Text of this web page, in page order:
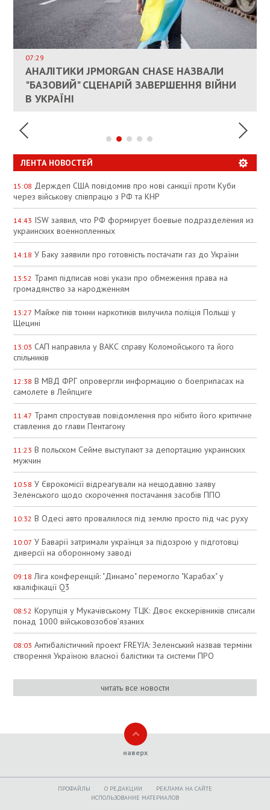
КАНДИДАТ В ПРЕМЬЕРЫ ПОЛЬШИ ПРИЗВАЛ
ЕС ПРЕКРАТИТЬ ВОЕННУЮ ПОМОЩЬ
УКРАИНЕ
07:29
АНАЛІТИКИ JPMORGAN CHASE НАЗВАЛИ
"БАЗОВИЙ" СЦЕНАРІЙ ЗАВЕРШЕННЯ ВІЙНИ
В УКРАЇНІ
ВЛАСНИКАМ ЗРУЙНОВАНОГО ЖИТЛА
ДОЗВОЛИЛИ НЕ ПЛАТИТИ ЗА КОМУНАЛКУ
ИНТЕГРАЦИЯ УКРАИНЫ В НАТО ВРЯД ЛИ
СОСТОИТСЯ В БЛИЖАЙШЕЕ ВРЕМЯ, –
РЮТТЕ
ПАЛИВНИЙ РИНОК РОЗІГРІЛИ ШТУЧНО:
АНАЛІТИКИ ЗВИНУВАТИЛИ АЗС У
СПЕКУЛЯЦІЇ
ЛЕНТА НОВОСТЕЙ
15:08 Держдеп США повідомив про нові санкції проти Куби
через військову співпрацю з РФ та КНР
14:43 ISW заявил, что РФ формирует боевые подразделения из
украинских военнопленных
14:18 У Баку заявили про готовність постачати газ до України
13:52 Трамп підписав нові укази про обмеження права на
громадянство за народженням
13:27 Майже пів тонни наркотиків вилучила поліція Польщі у
Щецині
13:03 САП направила у ВАКС справу Коломойського та його
спільників
12:38 В МВД ФРГ опровергли информацию о боеприпасах на
самолете в Лейпциге
11:47 Трамп спростував повідомлення про нібито його критичне
ставлення до глави Пентагону
11:23 В польском Сейме выступают за депортацию украинских
мужчин
10:58 У Єврокомісії відреагували на нещодавню заяву
Зеленського щодо скорочення постачання засобів ППО
10:32 В Одесі авто провалилося під землю просто під час руху
10:07 У Баварії затримали українця за підозрою у підготовці
диверсії на оборонному заводі
09:18 Ліга конференцій: "Динамо" перемогло "Карабах" у
кваліфікації Q3
08:52 Корупція у Мукачівському ТЦК: Двоє екскерівників списали
понад 1000 військовозобов’язаних
08:03 Антибалістичний проект FREYJA: Зеленський назвав терміни
створення Україною власної балістики та системи ПРО
читать все новости
наверх
ПРОФАЙЛЫ O РЕДАКЦИИ
РЕКЛАМА НА САЙТЕ
ИСПОЛЬЗОВАНИЕ МАТЕРИАЛОВ